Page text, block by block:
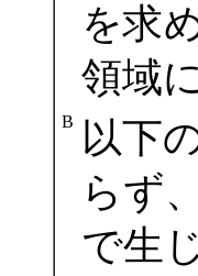
を求
領域
B
以下
らず
で生